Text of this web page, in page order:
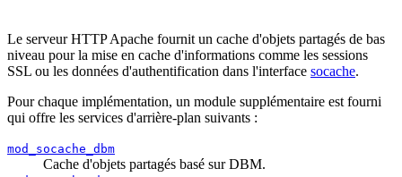
Le serveur HTTP Apache fournit un cache d'objets partagés de bas
niveau pour la mise en cache d'informations comme les sessions
SSL ou les données d'authentification dans l'interface socache.
Pour chaque implémentation, un module supplémentaire est fourni
qui offre les services d'arrière-plan suivants :
mod_socache_dbm
Cache d'objets partagés basé sur DBM.